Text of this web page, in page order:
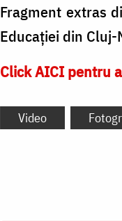
Fragment extras
Educației din Cluj-
Click AICI pentru
Video